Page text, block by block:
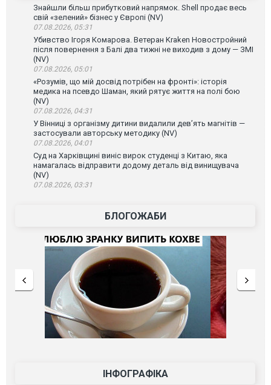
Знайшли більш прибутковий напрямок. Shell продає весь
свій «зелений» бізнес у Європі (NV)
07.08.2026, 05:31
Убивство Ігоря Комарова. Ветеран Kraken Новостройний
після повернення з Балі два тижні не виходив з дому — ЗМІ
(NV)
07.08.2026, 05:01
«Розумів, що мій досвід потрібен на фронті»: історія
медика на псевдо Шаман, який рятує життя на полі бою
(NV)
07.08.2026, 04:31
У Вінниці з організму дитини видалили дев’ять магнітів —
застосували авторську методику (NV)
07.08.2026, 04:01
Суд на Харківщині виніс вирок студенці з Китаю, яка
намагалась відправити додому деталь від винищувача
(NV)
07.08.2026, 03:31
БЛОГОЖАБИ
ІНФОГРАФІКА